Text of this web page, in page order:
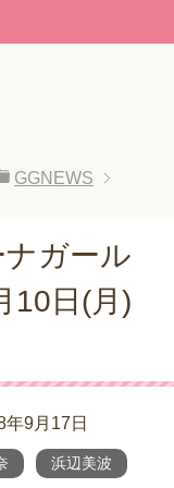
GGNEWS
ガール
10日(月)
年9月17日
浜辺美波